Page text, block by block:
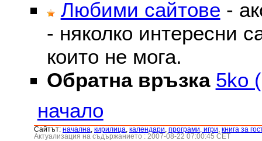
Любими сайтове -
- няколко интересни
които не мога.
Обратна връзка 5ko
начало
Сайтът: началнa кирилица календари програми, игри книга за
Актуализация на съдържанието : 2007-08-22 07:00:45 CET